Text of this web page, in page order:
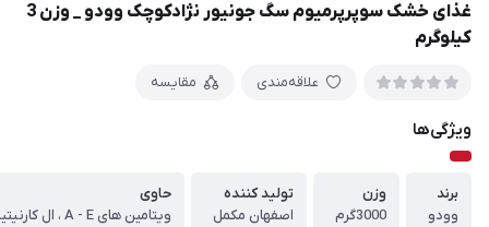
غذای خشک سوپرپرمیوم سگ جونیور نژادکوچک وودو _ وزن 3
کیلوگرم
علاقه‌مندی مقایسه
ویژگی‌ها
برند
وودو
وزن
3000گرم
تولید کننده
اصفهان مکمل
حاوی